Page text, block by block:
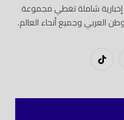
شاملة تغطي مجموعة
العربي وجميع أنحاء العالم.
تيك